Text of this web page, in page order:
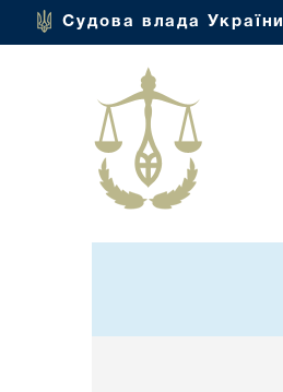
Судова влада України